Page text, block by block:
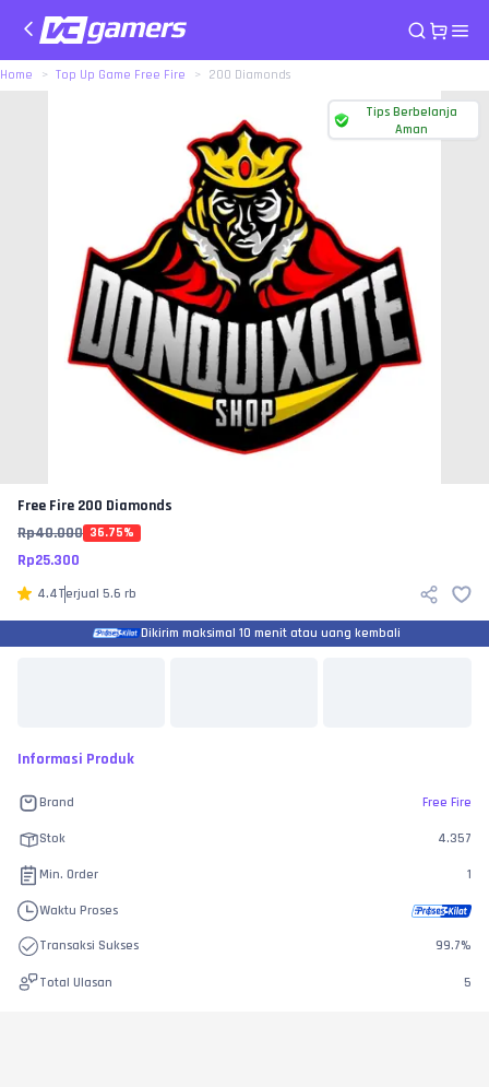
Home Top Up Game Free Fire 200 Diamonds
Tips Berbelanja
Aman
Free Fire 200 Diamonds
Rp40.000 36.75%
Rp25.300
4.4Terjual 5.6 rb
Dikirim maksimal 10 menit atau uang kembali
Informasi Produk
Brand Free Fire
Stok 4.357
Min. Order 1
Waktu Proses
Transaksi Sukses 99.7%
Total Ulasan 5